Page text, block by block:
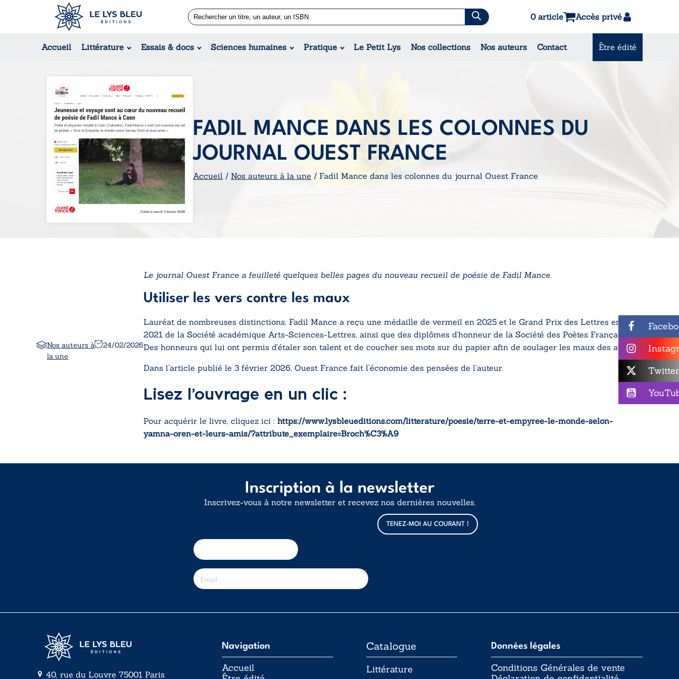
0 article Accès privé
Accueil Littérature Essais & docs Sciences humaines Pratique Le Petit Lys Nos collections Nos auteurs Contact Être édité
Romans
Contemporain
Suspense / Thriller / Policier
Science-fiction
Romance
Jeunesse
Nouvelles & Contes
Théâtre
FADIL MANCE DANS LES COLONNES DU
JOURNAL OUEST FRANCE
Accueil / Nos auteurs à la une / Fadil Mance dans les colonnes du journal Ouest France
Nos auteurs à
la une
24/02/2026
Le journal Ouest France a feuilleté quelques belles pages du nouveau recueil de poésie de Fadil Mance.
Utiliser les vers contre les maux
Lauréat de nombreuses distinctions, Fadil Mance a reçu une médaille de vermeil en 2025 et le Grand Prix des Lettres en
2021 de la Société académique Arts-Sciences-Lettres, ainsi que des diplômes d’honneur de la Société des Poètes Français.
Des honneurs qui lui ont permis d’étaler son talent et de coucher ses mots sur du papier afin de soulager les maux des autres.
Dans l’article publié le 3 février 2026, Ouest France fait l’économie des pensées de l’auteur.
Lisez l’ouvrage en un clic :
Pour acquérir le livre, cliquez ici :https://www.lysbleueditions.com/litterature/poesie/terre-et-empyree-le-monde-selon-
yamna-oren-et-leurs-amis/?attribute_exemplaire=Broch%C3%A9
Inscription à la newsletter
Inscrivez-vous à notre newsletter et recevez nos dernières nouvelles.
E
-
m
i
TENEZ-MOI AU COURANT !
40, rue du Louvre 75001 Paris
Navigation
Accueil
Catalogue
Littérature
Données légales
Conditions Générales de vente
Twitter